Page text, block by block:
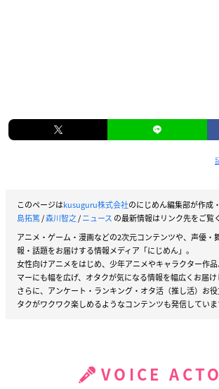
このページはkusuguru株式会社のにじめん編集部が作成
島拓篤/森川智之/ニュース の最新情報はリンク先をご覧
アニメ・ゲーム・漫画などの2次元コンテンツや、声優・
報・話題をお届けする情報メディア「にじめん」。
女性向けアニメをはじめ、少年アニメやキャラクター作
マーにも幅を広げ、オタクが気になる情報を幅広くお届け
さらに、アンケート・ランキング・オタ活（推し活）お
タクがワクワク楽しめるようなコンテンツも発信していま
VOICE